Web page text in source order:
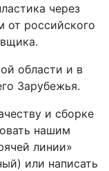
через
от российского
области и в
Зарубежья.
и сборке
нашим
линии»
или написать